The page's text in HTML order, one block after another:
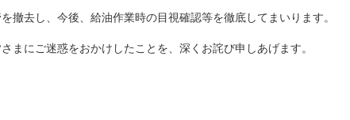
撤去し、今後、給油作業時の目視確認等を徹底してまいります。
まにご迷惑をおかけしたことを、深くお詫び申しあげます。